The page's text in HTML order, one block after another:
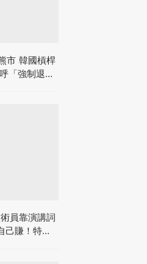
市 韓國槓桿
「強制退
員靠演講詞
賺！特朗